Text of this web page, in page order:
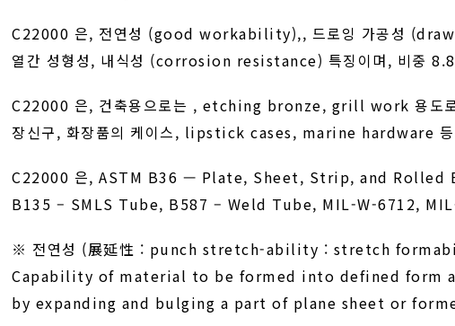
C22000 은, 전연성 (good workability),, 드로잉 가공성
열간 성형성, 내식성 (corrosion resistance) 특징이며, 비중
C22000 은, 건축용으로는 , etching bronze, grill work 용도
장신구, 화장품의 케이스, lipstick cases, marine hardware 등
C22000 은, ASTM B36 — Plate, Sheet, Strip, and Rolled
B135 – SMLS Tube, B587 – Weld Tube, MIL-W-6712,
※ 전연성 (展延性 : punch stretch-ability : stretch
Capability of material to be formed into defined form
by expanding and bulging a part of plane sheet or